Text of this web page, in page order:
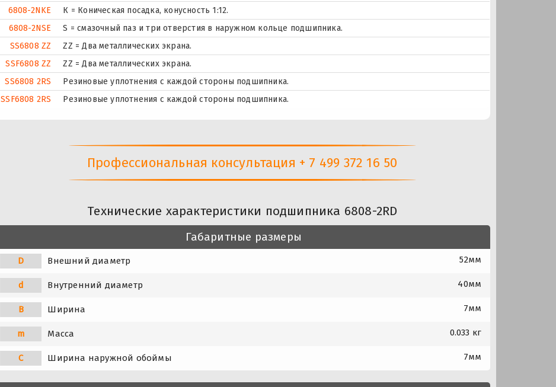
6808-2NKE
К = Коническая посадка, конусность 1:12.
6808-2NSE
S = смазочный паз и три отверстия в наружном кольце подшипника.
SS6808 ZZ
ZZ = Два металлических экрана.
SSF6808 ZZ
ZZ = Два металлических экрана.
SS6808 2RS
Резиновые уплотнения с каждой стороны подшипника.
SSF6808 2RS
Резиновые уплотнения с каждой стороны подшипника.
Профессиональная консультация + 7 499 372 16 50
Технические характеристики подшипника 6808-2RD
Габаритные размеры
D Внешний диаметр 52мм
d Внутренний диаметр 40мм
B Ширина 7мм
m Масса 0.033 кг
C Ширина наружной обоймы 7мм